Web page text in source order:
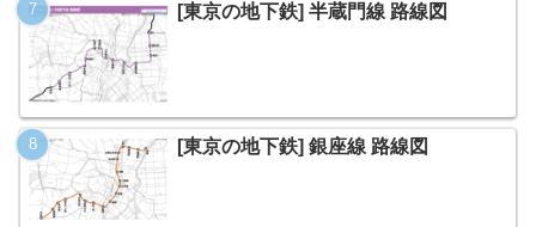
[東京の地下鉄] 半蔵門線 路線図
[東京の地下鉄] 銀座線 路線図